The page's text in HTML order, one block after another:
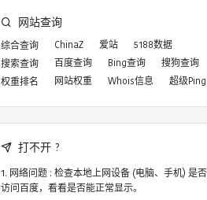
网站查询
综合查询 ChinaZ 爱站
5188数据
搜索查询
百度查询 Bing查询
搜狗查询
权重排名
网站权重 Whois信息 超级Ping
打不开 ?
网络问题 : 检查本地上网设备 (电脑、手机) 是
访问百度，看看是否能正常显示。